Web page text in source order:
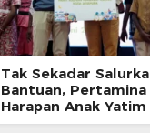
Tak Sekadar
Bantuan, Pertamina
Harapan Anak
Program Pertamina